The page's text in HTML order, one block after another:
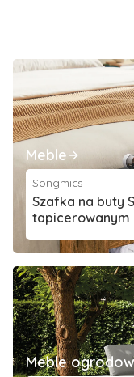
Meble
Songmics
Szafka na buty
tapicerowanym
Meble